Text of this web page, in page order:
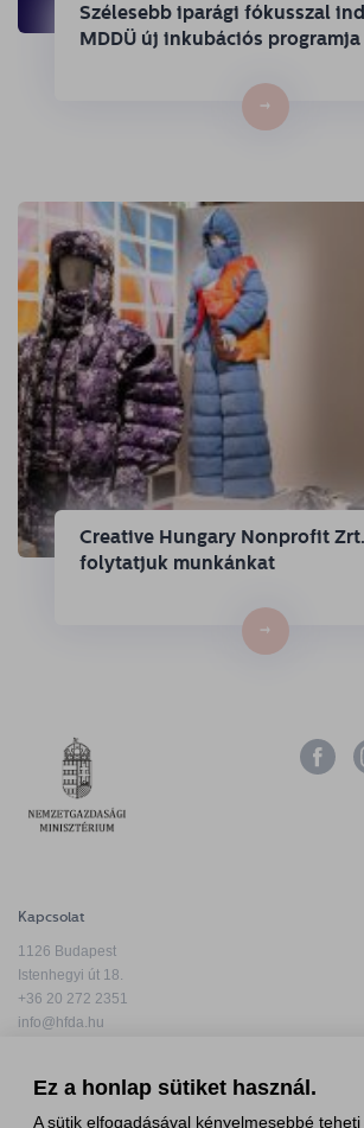
Szélesebb iparági fókusszal
MDDÜ új inkubációs programja
→
Creative Hungary Nonprofit
folytatjuk munkánkat
→
Kapcsolat
1126 Budapest
Istenhegyi út 18.
+36 20 272 2351
info@hfda.hu
Ez a honlap sütiket használ.
A sütik elfogadásával kényelmesebbé